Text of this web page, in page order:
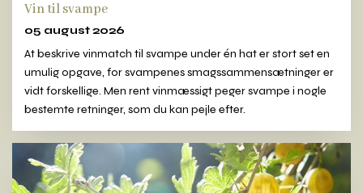
Vin til svampe
05 august 2026
At beskrive vinmatch til svampe under én hat er stort set en
umulig opgave, for svampenes smagssammensætninger er
vidt forskellige. Men rent vinmæssigt peger svampe i nogle
bestemte retninger, som du kan pejle efter.